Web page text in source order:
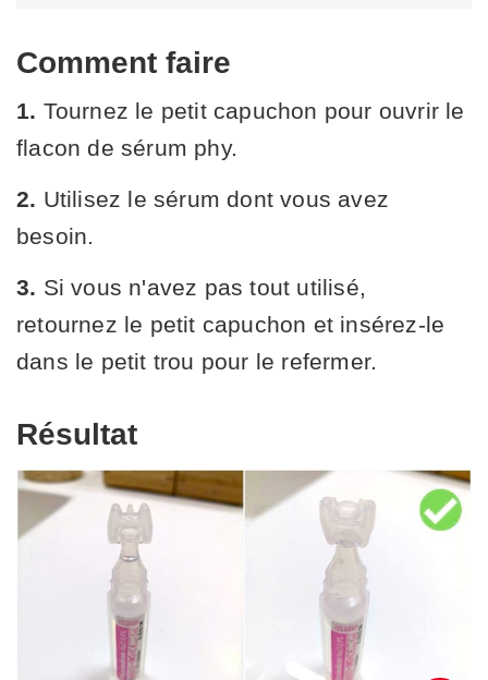
Comment faire
1. Tournez le petit capuchon pour ouvrir le
flacon de sérum phy.
2. Utilisez le sérum dont vous avez
besoin.
3. Si vous n'avez pas tout utilisé,
retournez le petit capuchon et insérez-le
dans le petit trou pour le refermer.
Résultat